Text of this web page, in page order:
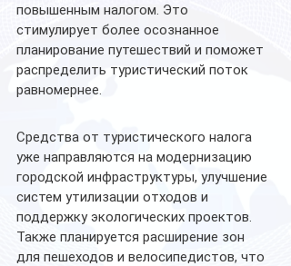
повышенным налогом. Это
стимулирует более осознанное
планирование путешествий и поможет
распределить туристический поток
равномернее.
Средства от туристического налога
уже направляются на модернизацию
городской инфраструктуры, улучшение
систем утилизации отходов и
поддержку экологических проектов.
Также планируется расширение зон
для пешеходов и велосипедистов, что